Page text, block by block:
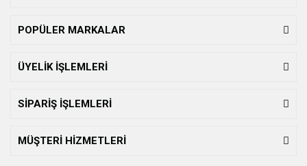
POPÜLER MARKALAR
ÜYELİK İŞLEMLERİ
SİPARİŞ İŞLEMLERİ
MÜŞTERİ HİZMETLERİ